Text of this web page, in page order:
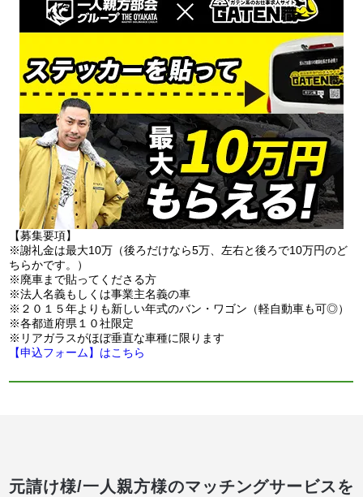
【募集要項】
※謝礼金は最大10万（後ろだけなら5万、左右と後ろで10万円のど
ちらかです。）
※廃車まで貼ってくださる方
※法人名義もしくは事業主名義の車
※２０１５年よりも新しい年式のバン・ワゴン（軽自動車も可◎）
※各都道府県１０社限定
※リアガラスがほぼ垂直な車種に限ります
【申込フォーム】はこちら
元請け様/一人親方様のマッチングサービスを